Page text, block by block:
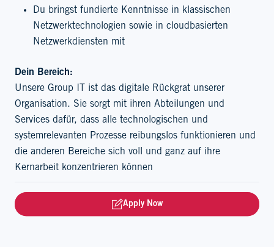
Du bringst fundierte Kenntnisse in klassischen
Netzwerktechnologien sowie in cloudbasierten
Netzwerkdiensten mit
Dein Bereich:
Unsere Group IT ist das digitale Rückgrat unserer
Organisation. Sie sorgt mit ihren Abteilungen und
Services dafür, dass alle technologischen und
systemrelevanten Prozesse reibungslos funktionieren und
die anderen Bereiche sich voll und ganz auf ihre
Kernarbeit konzentrieren können
Hast Du noch Fragen?
Wir beantworten Dir gerne alle Fragen zu diesem
Apply Now